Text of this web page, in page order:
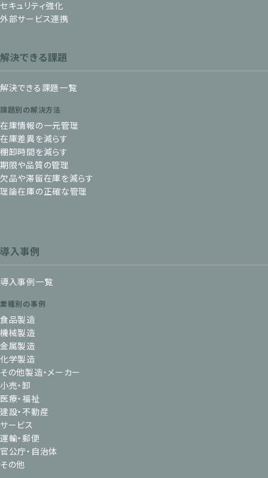
セキュリティ強化
外部サービス連携
解決できる課題
解決できる課題一覧
課題別の解決方法
在庫情報の一元管理
在庫差異を減らす
棚卸時間を減らす
期限や品質の管理
欠品や滞留在庫を減らす
理論在庫の正確な管理
導入事例
導入事例一覧
業種別の事例
食品製造
機械製造
金属製造
化学製造
その他製造・メーカー
小売・卸
医療・福祉
建設・不動産
サービス
運輸・郵便
官公庁・自治体
その他